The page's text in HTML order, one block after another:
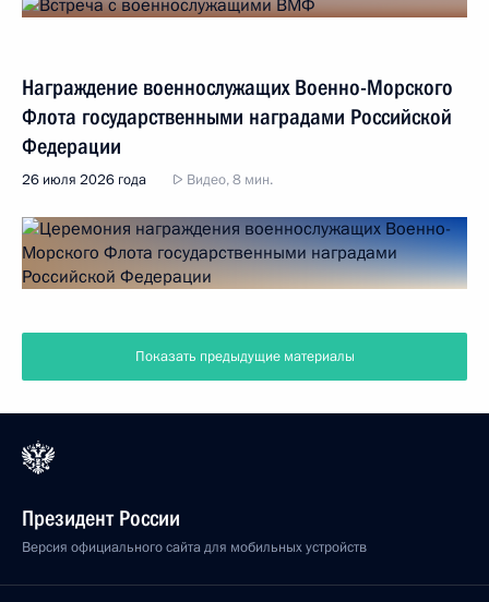
Награждение военнослужащих Военно-Морского
Флота государственными наградами Российской
Федерации
26 июля 2026 года Видео, 8 мин.
Показать предыдущие материалы
Президент России
Версия официального сайта для мобильных устройств